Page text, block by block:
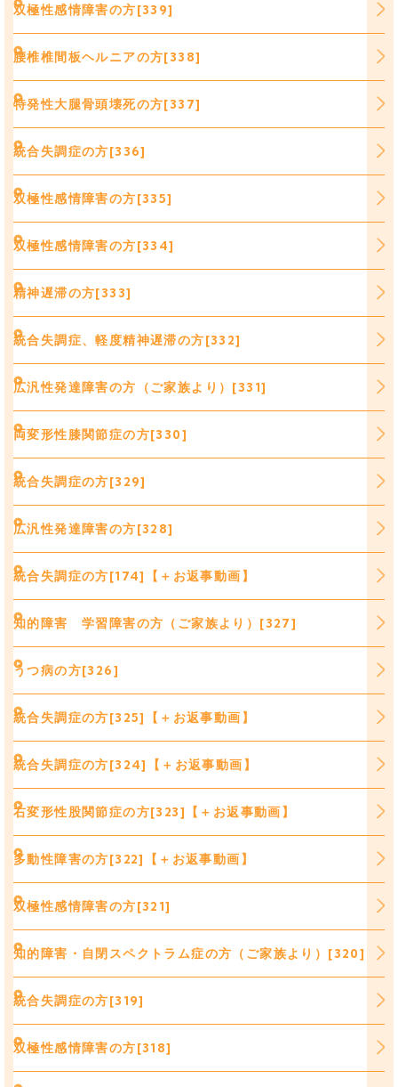
双極性感情障害の方[339]
腰椎椎間板ヘルニアの方[338]
特発性大腿骨頭壊死の方[337]
統合失調症の方[336]
双極性感情障害の方[335]
双極性感情障害の方[334]
精神遅滞の方[333]
統合失調症、軽度精神遅滞の方[332]
広汎性発達障害の方（ご家族より）[331]
両変形性膝関節症の方[330]
統合失調症の方[329]
広汎性発達障害の方[328]
統合失調症の方[174]【＋お返事動画】
知的障害 学習障害の方（ご家族より）[327]
うつ病の方[326]
統合失調症の方[325]【＋お返事動画】
統合失調症の方[324]【＋お返事動画】
右変形性股関節症の方[323]【＋お返事動画】
多動性障害の方[322]【＋お返事動画】
双極性感情障害の方[321]
知的障害・自閉スペクトラム症の方（ご家族より）[320]
統合失調症の方[319]
双極性感情障害の方[318]